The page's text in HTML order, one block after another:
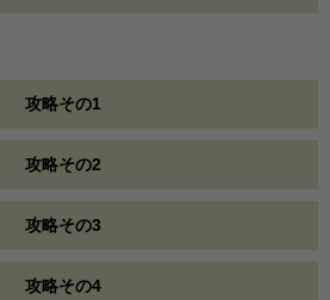
攻略その1
攻略その2
攻略その3
攻略その4